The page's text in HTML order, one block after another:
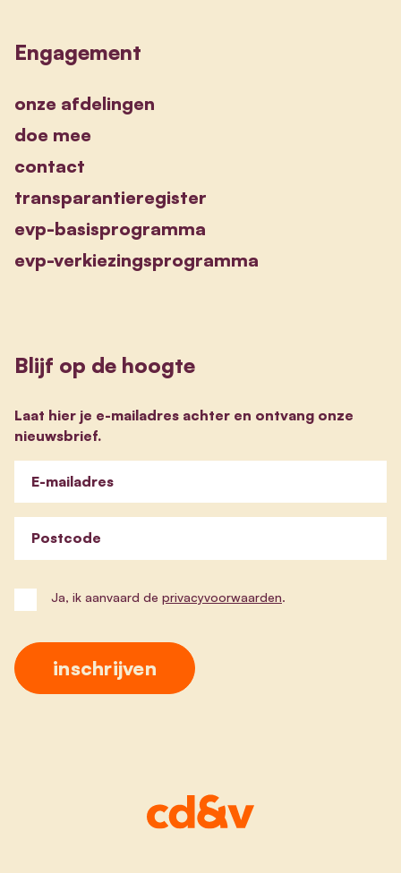
Engagement
onze afdelingen
doe mee
contact
transparantieregister
evp-basisprogramma
evp-verkiezingsprogramma
Blijf op de hoogte
Laat hier je e-mailadres achter en ontvang onze
nieuwsbrief.
E-mailadres
Postcode
Ja, ik aanvaard de privacyvoorwaarden.